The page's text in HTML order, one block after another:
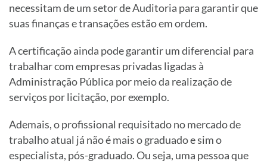
necessitam de um setor de Auditoria para garantir que
suas finanças e transações estão em ordem.
A certificação ainda pode garantir um diferencial para
trabalhar com empresas privadas ligadas à
Administração Pública por meio da realização de
serviços por licitação, por exemplo.
Ademais, o profissional requisitado no mercado de
trabalho atual já não é mais o graduado e sim o
especialista, pós-graduado. Ou seja, uma pessoa que